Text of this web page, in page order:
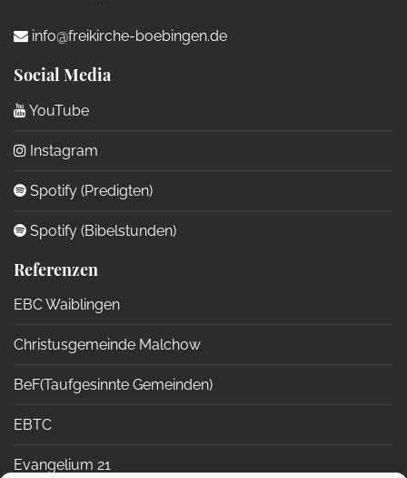
info@freikirche-boebingen.de
Social Media
YouTube
Instagram
Spotify (Predigten)
Spotify (Bibelstunden)
Referenzen
EBC Waiblingen
Christusgemeinde Malchow
BeF(Taufgesinnte Gemeinden)
EBTC
Evangelium 21